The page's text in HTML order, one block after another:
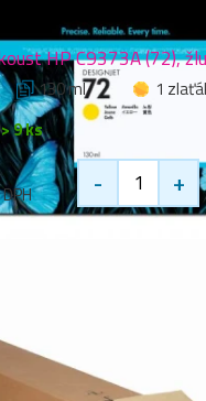
HP C9373A (72),
130 ml
1
9 ks
- +